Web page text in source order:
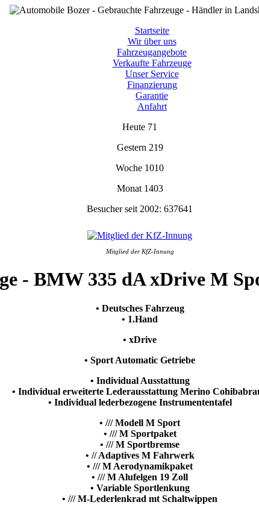
Startseite
Wir über uns
Fahrzeugangebote
Verkaufte Fahrzeuge
Unser Service
Finanzierung
Garantie
Anfahrt
Heute 71
Gestern 219
Woche 1010
Monat 1403
Besucher seit 2002: 637641
Mitglied der KfZ-Innung
- BMW 335 dA xDrive M
• Deutsches Fahrzeug
• 1.Hand
• xDrive
• Sport Automatic Getriebe
• Individual Ausstattung
• Individual erweiterte Lederausstattung Merino
• Individual lederbezogene Instrumententafel
• /// Modell M Sport
• /// M Sportpaket
• /// M Sportbremse
• // Adaptives M Fahrwerk
• /// M Aerodynamikpaket
• /// M Alufelgen 19 Zoll
• Variable Sportlenkung
• /// M-Lederlenkrad mt Schaltwippen